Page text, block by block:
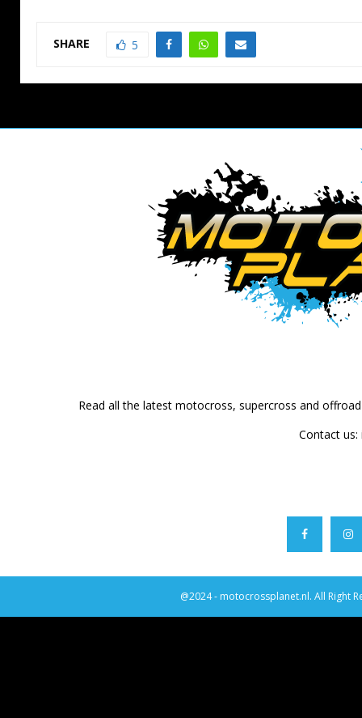
SHARE 5
Read all the latest motocross, supercross and
Contact us:
@2024 - motocrossplanet.nl. All Right